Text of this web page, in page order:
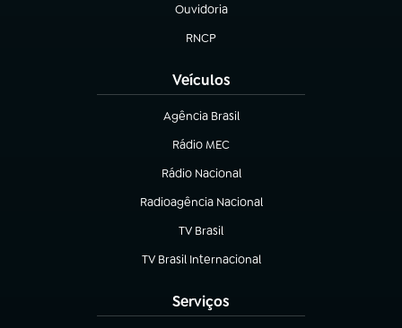
Ouvidoria
(abre em nova aba)
RNCP
(abre em nova aba)
Veículos
Agência Brasil
(abre em nova aba)
Rádio MEC
Rádio Nacional
(abre em nova aba)
Radioagência Nacional
(abre em nova aba)
TV Brasil
(abre em nova aba)
TV Brasil Internacional
(abre em nova aba)
Serviços